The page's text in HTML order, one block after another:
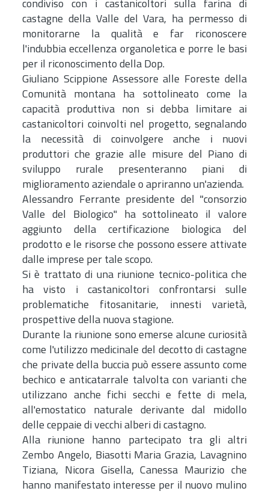
condiviso con i castanicoltori sulla farina di
castagne della Valle del Vara, ha permesso di
monitorarne la qualità e far riconoscere
l'indubbia eccellenza organoletica e porre le basi
per il riconoscimento della Dop.
Giuliano Scippione Assessore alle Foreste della
Comunità montana ha sottolineato come la
capacità produttiva non si debba limitare ai
castanicoltori coinvolti nel progetto, segnalando
la necessità di coinvolgere anche i nuovi
produttori che grazie alle misure del Piano di
sviluppo rurale presenteranno piani di
miglioramento aziendale o apriranno un'azienda.
Alessandro Ferrante presidente del "consorzio
Valle del Biologico" ha sottolineato il valore
aggiunto della certificazione biologica del
prodotto e le risorse che possono essere attivate
dalle imprese per tale scopo.
Si è trattato di una riunione tecnico-politica che
ha visto i castanicoltori confrontarsi sulle
problematiche fitosanitarie, innesti varietà,
prospettive della nuova stagione.
Durante la riunione sono emerse alcune curiosità
come l'utilizzo medicinale del decotto di castagne
che private della buccia può essere assunto come
bechico e anticatarrale talvolta con varianti che
utilizzano anche fichi secchi e fette di mela,
all'emostatico naturale derivante dal midollo
delle ceppaie di vecchi alberi di castagno.
Alla riunione hanno partecipato tra gli altri
Zembo Angelo, Biasotti Maria Grazia, Lavagnino
Tiziana, Nicora Gisella, Canessa Maurizio che
hanno manifestato interesse per il nuovo mulino